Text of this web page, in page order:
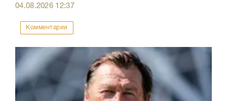
04.08.2026 12:37
Комментарии